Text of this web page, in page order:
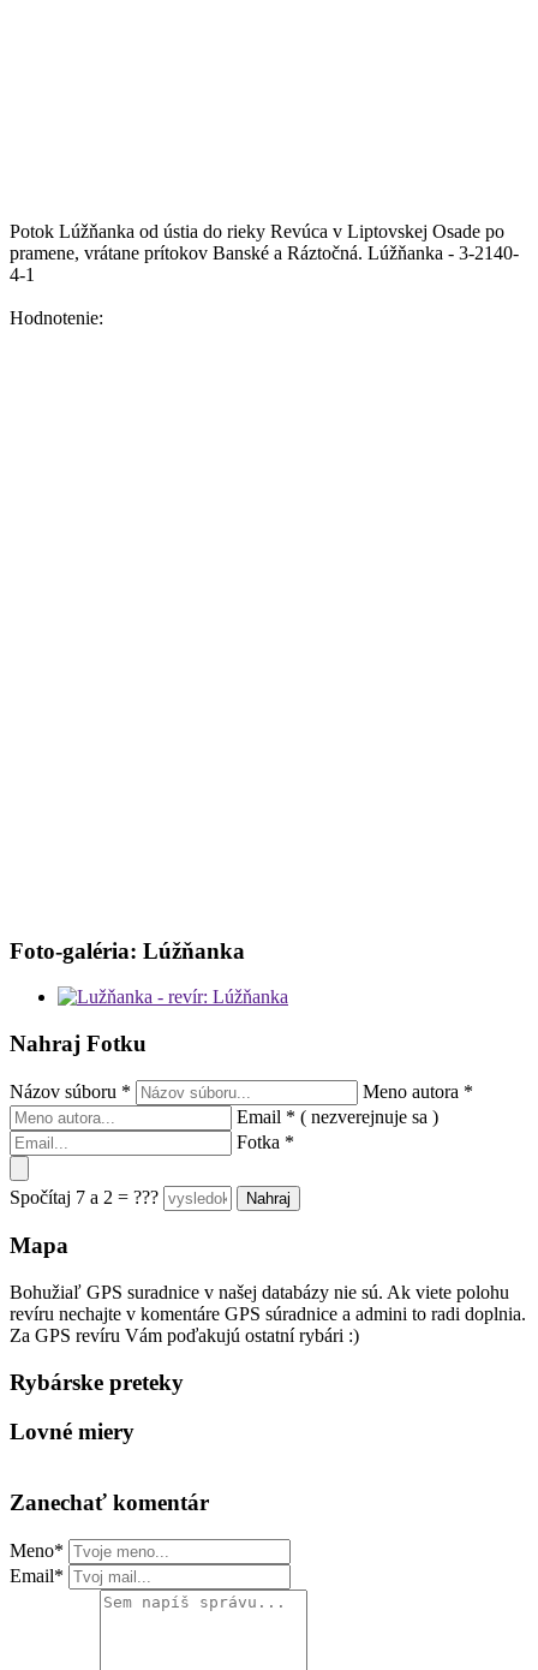
Potok Lúžňanka od ústia do rieky Revúca v Liptovskej Osade po
pramene, vrátane prítokov Banské a Ráztočná. Lúžňanka - 3-2140-
4-1
Hodnotenie:
Foto-galéria: Lúžňanka
Nahraj Fotku
Názov súboru * Meno autora *
Email * ( nezverejnuje sa )
Fotka *
Spočítaj 7 a 2 = ???
Mapa
Bohužiaľ GPS suradnice v našej databázy nie sú. Ak viete polohu
revíru nechajte v komentáre GPS súradnice a admini to radi doplnia.
Za GPS revíru Vám poďakujú ostatní rybári :)
Rybárske preteky
Lovné miery
Zanechať komentár
Meno*
Email*